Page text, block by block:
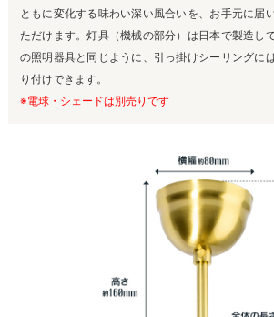
ともに変化する味わい深い風合いを、お手元に届
ただけます。灯具（機械の部分）は日本で製造し
の照明器具と同じように、引っ掛けシーリングに
り付けできます。
※電球・シェードは別売りです